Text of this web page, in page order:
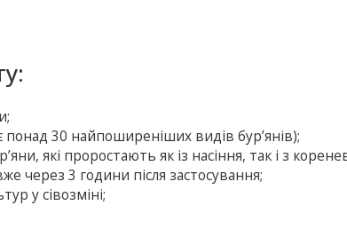
30 найпоширеніших видів бур’янів);
які проростають як із насіння, так і з
через 3 години після застосування;
у сівозміні;